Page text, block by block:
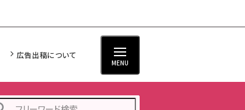
広告出稿について
MENU